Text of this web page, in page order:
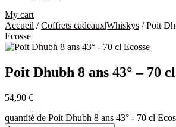
My cart
Accueil /Coffrets cadeaux|Whiskys / Poit
Ecosse
Poit Dhubh 8 ans 43° – 70
54,90 €
quantité de Poit Dhubh 8 ans 43° - 70 cl